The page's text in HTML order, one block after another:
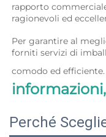
rapporto
ragionevoli ed
Per garantire al
forniti servizi di
comodo ed efficiente.
Perché